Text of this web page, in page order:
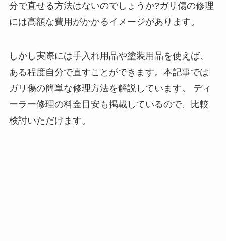
分で直せる方法はないのでしょうか?ガリ傷の修理
には高額な費用がかかるイメージがあります。
しかし実際には手入れ用品や塗装用品を使えば、
ある程度自分で直すことができます。本記事では
ガリ傷の簡単な修理方法を解説しています。 ディ
ーラー修理の料金目安も掲載しているので、比較
検討いただけます。